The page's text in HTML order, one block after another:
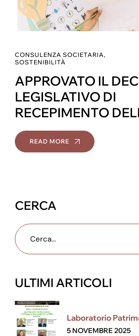
CONSULENZA SOCIETARIA,
SOSTENIBILITÀ
APPROVATO IL
LEGISLATIVO DI
RECEPIMENTO
READ MORE
CERCA
ULTIMI ARTICOLI
Laboratorio
5 NOVEMBRE 2025